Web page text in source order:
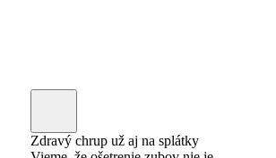
Zdravý chrup už aj na splátky